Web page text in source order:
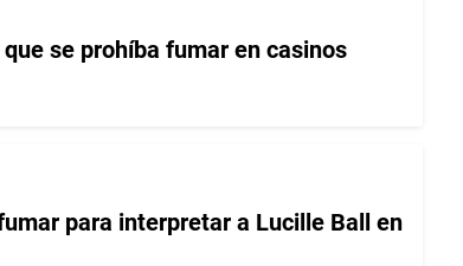
se prohíba fumar en casinos
para interpretar a Lucille Ball en